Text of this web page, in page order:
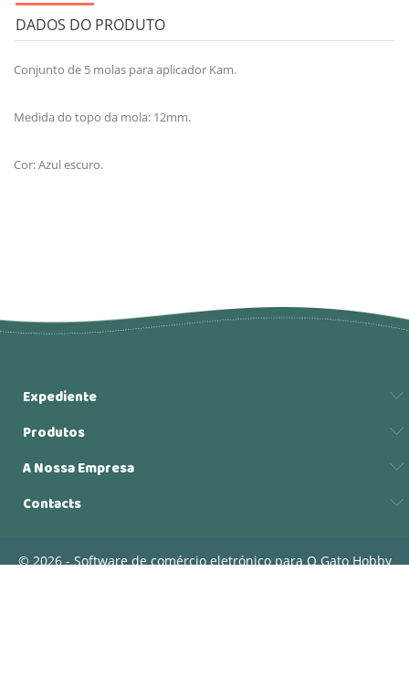
DADOS DO PRODUTO
Conjunto de 5 molas para aplicador Kam.
Medida do topo da mola: 12mm.
Cor: Azul escuro.
Expediente
Produtos
A Nossa Empresa
Contacts
© 2026 - Software de comércio eletrónico para O Gato Hobby